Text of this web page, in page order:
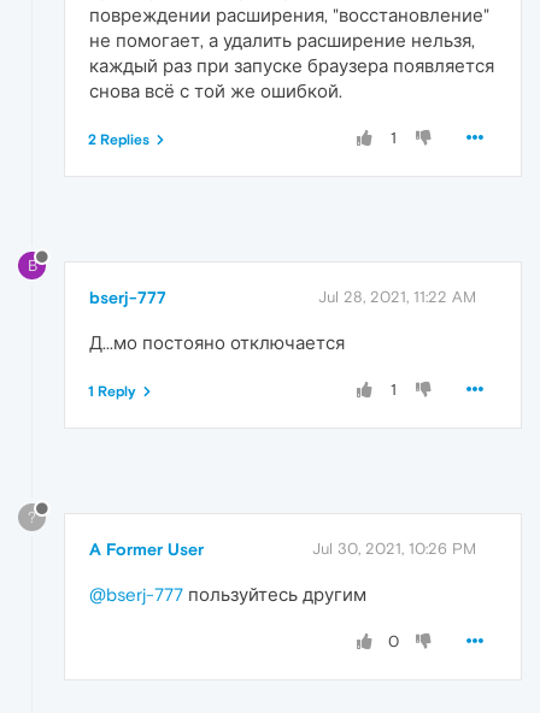
повреждении расширения, "восстановление"
не помогает, а удалить расширение нельзя,
каждый раз при запуске браузера появляется
снова всё с той же ошибкой.
1
2 Replies
B
bserj-777 Jul 28, 2021, 11:22 AM
Д...мо постояно отключается
1
1 Reply
?
A Former User Jul 30, 2021, 10:26 PM
@bserj-777 пользуйтесь другим
0